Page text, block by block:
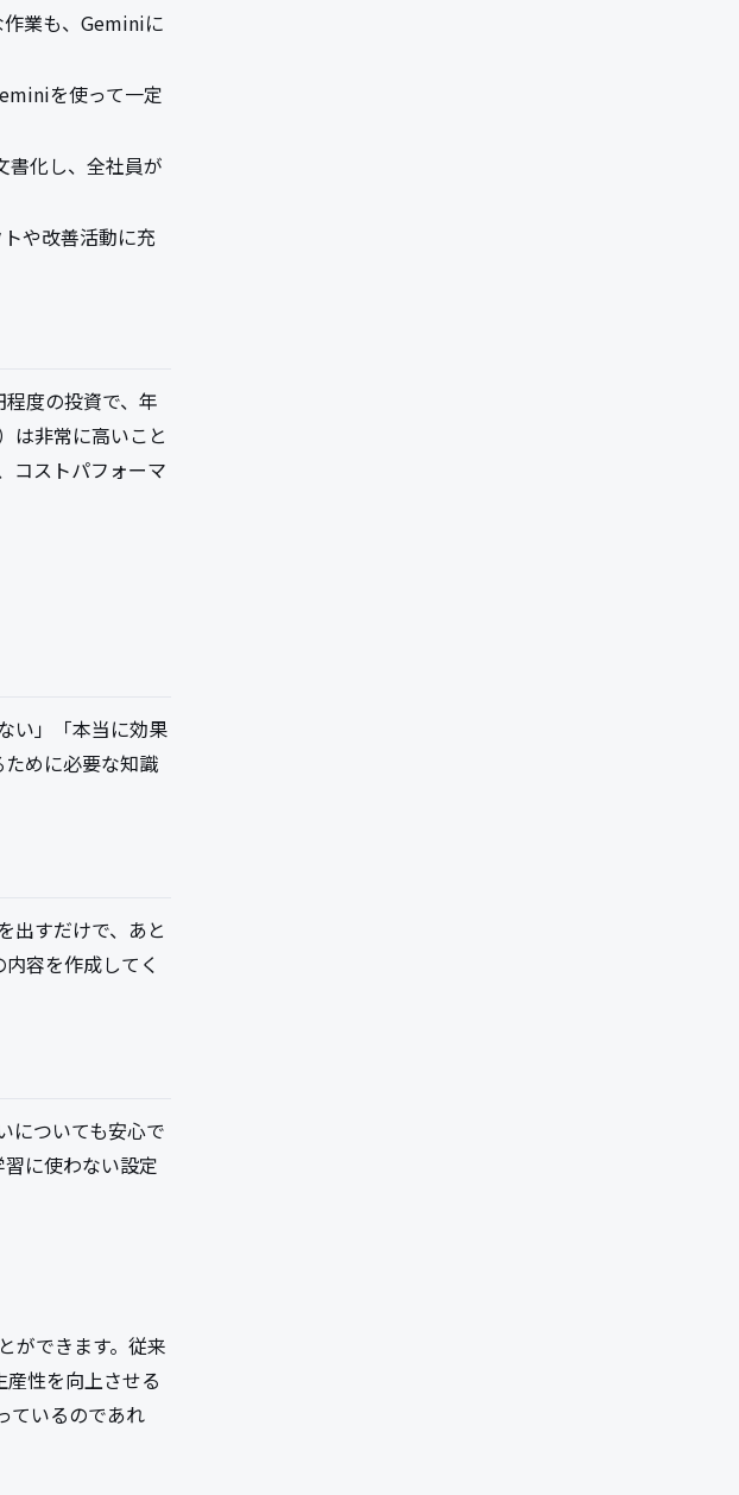
業も、Geminiに
を使って一定
書化し、全社員が
や改善活動に充
度の投資で、年
は非常に高いこと
コストパフォーマ
い」「本当に効果
めに必要な知識
出すだけで、あと
容を作成してく
についても安心で
に使わない設定
ができます。従来
性を向上させる
ているのであれ